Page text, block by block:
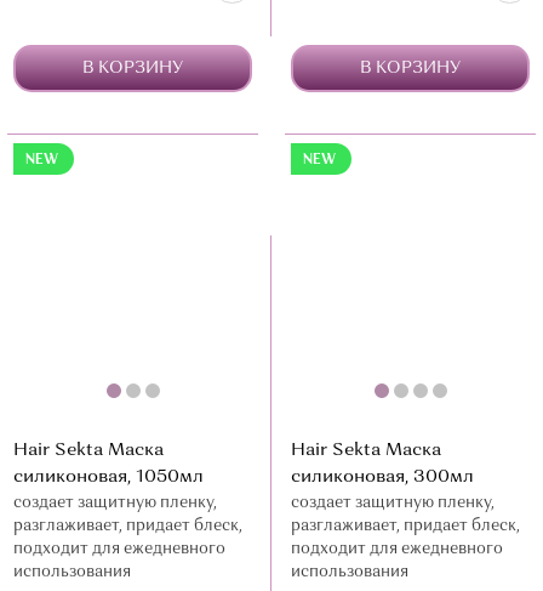
В КОРЗИНУ В КОРЗИНУ
NEW
Hair Sekta Маска
силиконовая, 1050мл
создает защитную пленку,
разглаживает, придает блеск,
подходит для ежедневного
использования
NEW
Hair Sekta Маска
силиконовая, 300мл
создает защитную пленку,
разглаживает, придает блеск,
подходит для ежедневного
использования